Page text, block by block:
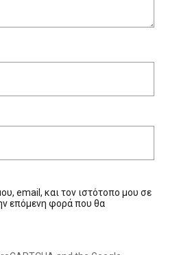
email, και τον ιστότοπο μου σε
επόμενη φορά που θα